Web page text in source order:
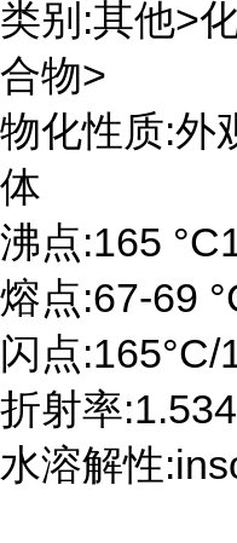
类别:其他>
合物>
物化性质:外
体
沸点:165
熔点:67-69
闪点:165°C/
折射率:1.534
水溶解性